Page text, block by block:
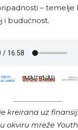
– temelje
i budućnost.
kreirana uz
okviru mreže